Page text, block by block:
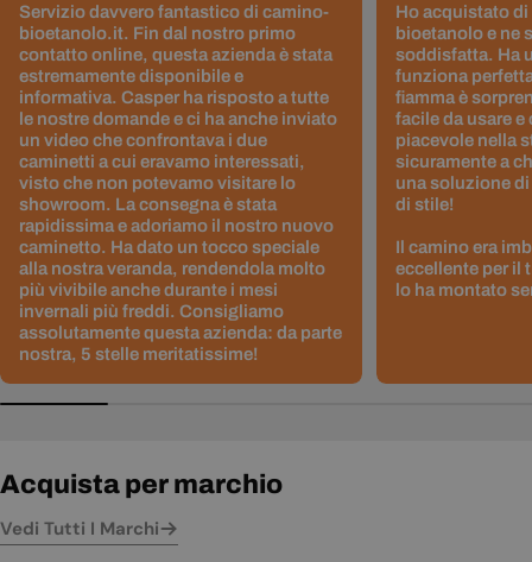
Servizio davvero fantastico di camino-
bioetanolo.it. Fin dal nostro primo
contatto online, questa azienda è stata
estremamente disponibile e
informativa. Casper ha risposto a tutte
le nostre domande e ci ha anche inviato
un video che confrontava i due
caminetti a cui eravamo interessati,
visto che non potevamo visitare lo
showroom. La consegna è stata
rapidissima e adoriamo il nostro nuovo
caminetto. Ha dato un tocco speciale
alla nostra veranda, rendendola molto
più vivibile anche durante i mesi
invernali più freddi. Consigliamo
assolutamente questa azienda: da parte
nostra, 5 stelle meritatissime!
Ho acquistato di
bioetanolo e ne
soddisfatta. Ha
funziona
fiamma è
facile da usare e
piacevole nella
sicuramente a
una soluzione
di stile!
Il camino era
eccellente per il
lo ha montato
Acquista per marchio
Vedi Tutti I Marchi